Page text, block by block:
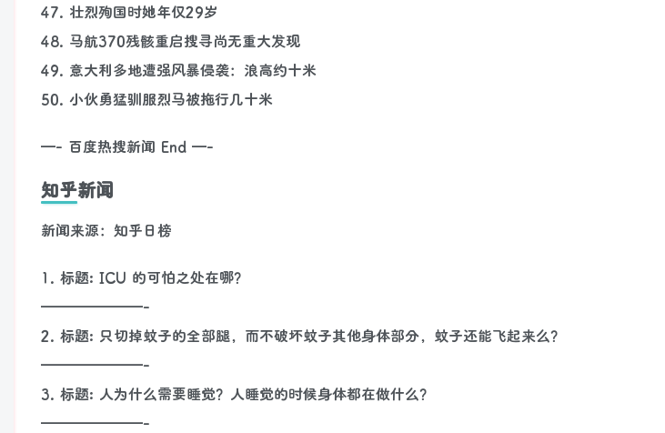
47. 壮烈殉国时她年仅29岁
48. 马航370残骸重启搜寻尚无重大发现
49. 意大利多地遭强风暴侵袭：浪高约十米
50. 小伙勇猛驯服烈马被拖行几十米
—- 百度热搜新闻 End —-
知乎新闻
新闻来源：知乎日榜
1. 标题: ICU 的可怕之处在哪？
———————-
2. 标题: 只切掉蚊子的全部腿，而不破坏蚊子其他身体部分，蚊子还能飞起来么？
———————-
3. 标题: 人为什么需要睡觉？人睡觉的时候身体都在做什么？
———————-